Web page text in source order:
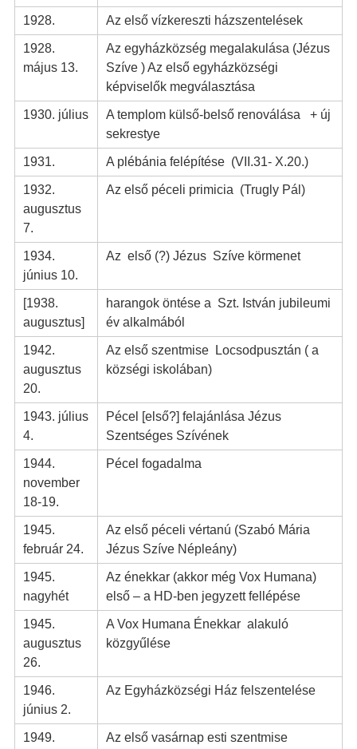
1928. Az első vízkereszti házszentelések
1928.
május 13.
Az egyházközség megalakulása (Jézus
Szíve ) Az első egyházközségi
képviselők megválasztása
1930. július
A templom külső-belső renoválása + új
sekrestye
1931. A plébánia felépítése (VII.31- X.20.)
1932.
augusztus
7.
Az első péceli primicia (Trugly Pál)
1934.
június 10.
Az első (?) Jézus Szíve körmenet
[1938.
augusztus]
harangok öntése a Szt. István jubileumi
év alkalmából
1942.
augusztus
20.
Az első szentmise Locsodpusztán ( a
községi iskolában)
1943. július
4.
Pécel [első?] felajánlása Jézus
Szentséges Szívének
1944.
november
18-19.
Pécel fogadalma
1945.
február 24.
Az első péceli vértanú (Szabó Mária
Jézus Szíve Népleány)
1945.
nagyhét
Az énekkar (akkor még Vox Humana)
első – a HD-ben jegyzett fellépése
1945.
augusztus
26.
A Vox Humana Énekkar alakuló
közgyűlése
1946.
június 2.
Az Egyházközségi Ház felszentelése
1949.
Az első vasárnap esti szentmise